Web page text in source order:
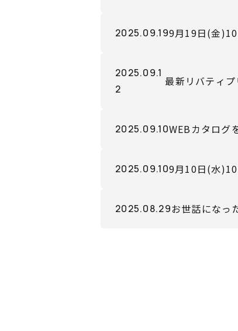
2025.09.199月19日(金
2025.09.1
2
最新リバティ
2025.09.10WEBカタログ
2025.09.109月10日(水
2025.08.29お世話になっ